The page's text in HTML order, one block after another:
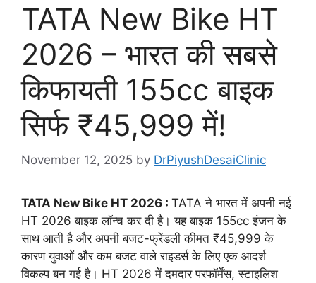
TATA New Bike HT
2026 – भारत की सबसे
किफायती 155cc बाइक
सिर्फ ₹45,999 में!
November 12, 2025 by DrPiyushDesaiClinic
TATA New Bike HT 2026 : TATA ने भारत में अपनी नई
HT 2026 बाइक लॉन्च कर दी है। यह बाइक 155cc इंजन के
साथ आती है और अपनी बजट-फ्रेंडली कीमत ₹45,999 के
कारण युवाओं और कम बजट वाले राइडर्स के लिए एक आदर्श
विकल्प बन गई है। HT 2026 में दमदार परफॉर्मेंस, स्टाइलिश